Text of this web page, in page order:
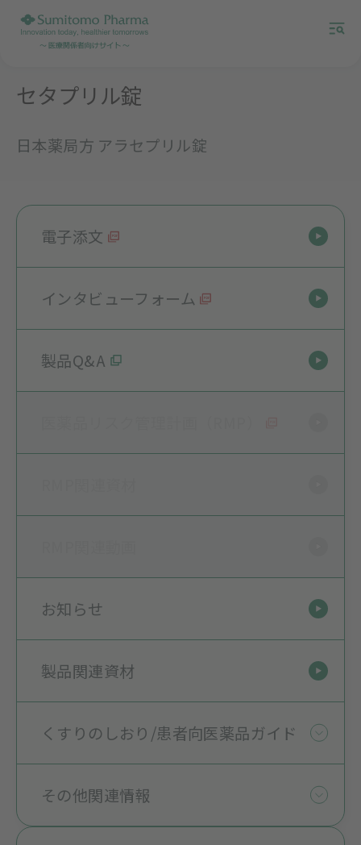
セタプリル錠
日本薬局方 アラセプリル錠
電子添文
インタビューフォーム
製品Q&A
お知らせ
製品関連資材
くすりのしおり/患者向医薬品ガイド
その他関連情報